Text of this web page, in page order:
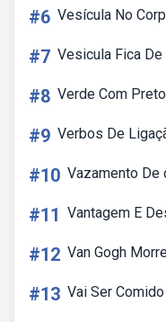
#6 Vesícula No
#7 Vesicula Fica
#8 Verde Com
#9 Verbos De
#10 Vazamento De
#11 Vantagem E
#12 Van Gogh
#13 Vai Ser